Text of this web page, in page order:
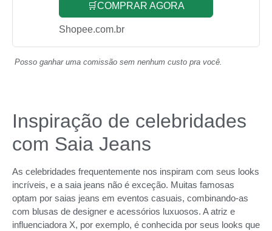
🛒COMPRAR AGORA
Shopee.com.br
Posso ganhar uma comissão sem nenhum custo pra você.
Inspiração de celebridades
com Saia Jeans
As celebridades frequentemente nos inspiram com seus looks
incríveis, e a saia jeans não é exceção. Muitas famosas
optam por saias jeans em eventos casuais, combinando-as
com blusas de designer e acessórios luxuosos. A atriz e
influenciadora X, por exemplo, é conhecida por seus looks que